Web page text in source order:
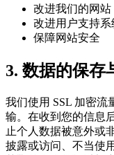
改进我们的网站
改进用户支持系
保障网站安全
3. 数据的保存
我们使用 SSL 加密流
输。在收到您的信息
止个人数据被意外或
披露或访问、不当使